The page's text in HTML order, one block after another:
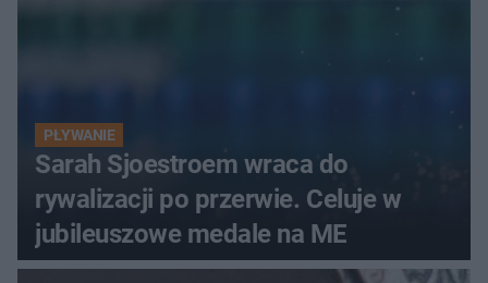
PŁYWANIE
Sarah Sjoestroem wraca do
rywalizacji po przerwie. Celuje w
jubileuszowe medale na ME